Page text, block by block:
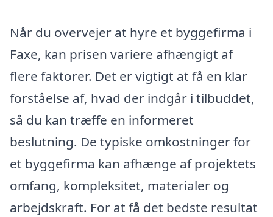
Når du overvejer at hyre et byggefirma i
Faxe, kan prisen variere afhængigt af
flere faktorer. Det er vigtigt at få en klar
forståelse af, hvad der indgår i tilbuddet,
så du kan træffe en informeret
beslutning. De typiske omkostninger for
et byggefirma kan afhænge af projektets
omfang, kompleksitet, materialer og
arbejdskraft. For at få det bedste resultat